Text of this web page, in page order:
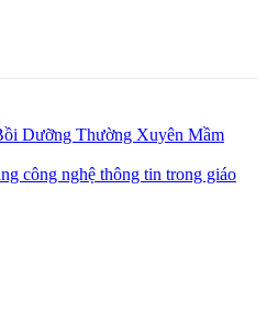
Dưỡng Thường Xuyên Mầm
công nghệ thông tin trong giáo